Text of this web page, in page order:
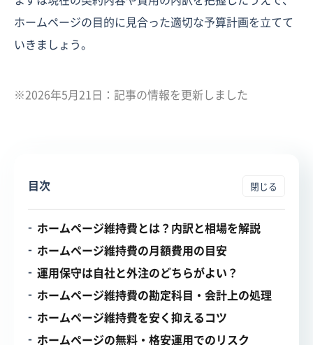
ホームページの目的に見合った適切な予算計画を立てて
いきましょう。
※2026年5月21日：記事の情報を更新しました
目次
ホームページ維持費とは？内訳と相場を解説
ホームページ維持費の月額費用の目安
運用保守は自社と外注のどちらがよい？
ホームページ維持費の勘定科目・会計上の処理
ホームページ維持費を安く抑えるコツ
ホームページの無料・格安運用でのリスク